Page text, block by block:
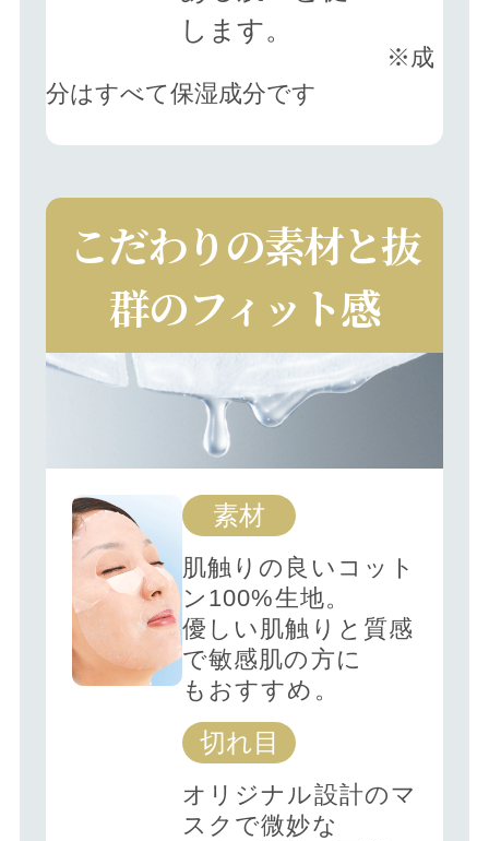
します。
※成
分はすべて保湿成分です
こだわりの素材と抜
群のフィット感
素材
肌触りの良いコット
ン100%生地。
優しい肌触りと質感
で敏感肌の方に
もおすすめ。
切れ目
オリジナル設計のマ
スクで微妙な